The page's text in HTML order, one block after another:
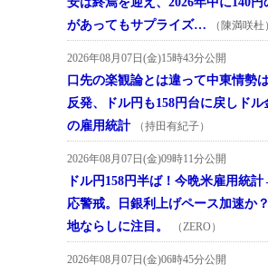
があってもサプライズ…
（陳満咲杜）
2026年08月07日(金)15時43分公開
口先の楽観論とは違って中東情勢
反発、ドル円も158円台に戻しドル
の雇用統計
（持田有紀子）
2026年08月07日(金)09時11分公開
ドル円158円半ば！今晩米雇用統
応警戒。日銀利上げペース加速か
地ならしに注目。
（ZERO）
2026年08月07日(金)06時45分公開